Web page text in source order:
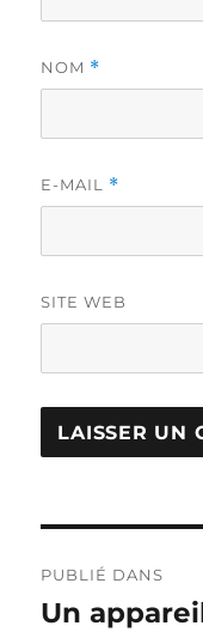
NOM *
E-MAIL *
SITE WEB
de
PUBLIÉ DANS
Un